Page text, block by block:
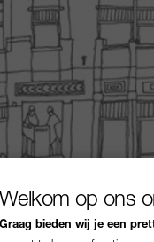
Welkom op ons
Graag bieden wij je een